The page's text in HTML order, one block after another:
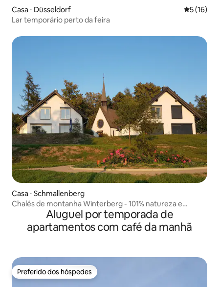
Casa ⋅ Düsseldorf 5 de uma
5 (16)
Lar temporário perto da feira
Casa ⋅ Schmallenberg
Chalés de montanha Winterberg - 101% natureza e
tranquilidadeAluguel por temporada de
apartamentos com café da manhã
Preferido dos hóspedes
Preferido dos hóspedes